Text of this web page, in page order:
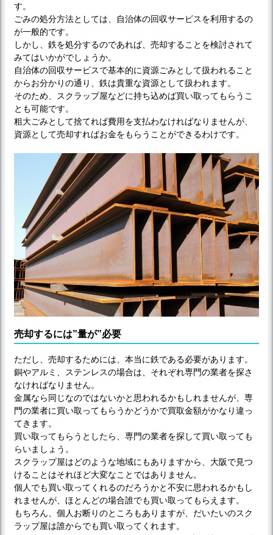
す。
ごみの処分方法としては、自治体の回収サービスを利用するの
が一般的です。
しかし、鉄を処分するのであれば、売却することを検討されて
みてはいかがでしょうか。
自治体の回収サービスで基本的に資源ごみとして扱われること
からお分かりの通り、鉄は貴重な資源として扱われます。
そのため、スクラップ屋などに持ち込めば買い取ってもらうこ
とも可能です。
粗大ごみとして捨てれば費用を支払わなければなりませんが、
資源として売却すればお金をもらうことができるわけです。
売却するには”量が”必要
ただし、売却するためには、本当に鉄である必要があります。
銅やアルミ、ステンレスの場合は、それぞれ専門の業者を探さ
なければなりません。
金属なら同じなのではないかと思われるかもしれませんが、専
門の業者に買い取ってもらうかどうかで買取金額がかなり違っ
てきます。
買い取ってもらうとしたら、専門の業者を探して買い取っても
らいましょう。
スクラップ屋はどのような地域にもありますから、大阪で見つ
けることはそれほど大変なことではありません。
個人でも買い取ってくれるのだろうかと不安に思われるかもし
れませんが、ほとんどの場合誰でも買い取ってもらえます。
もちろん、個人お断りのところもありますが、だいたいのスク
ラップ屋は誰からでも買い取ってくれます。